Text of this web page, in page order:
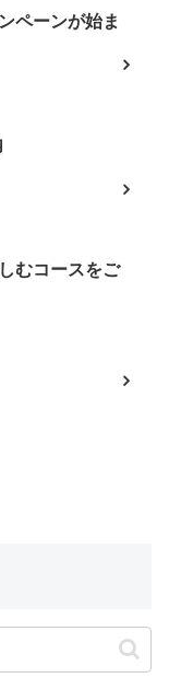
ペーンが始ま
むコースをご